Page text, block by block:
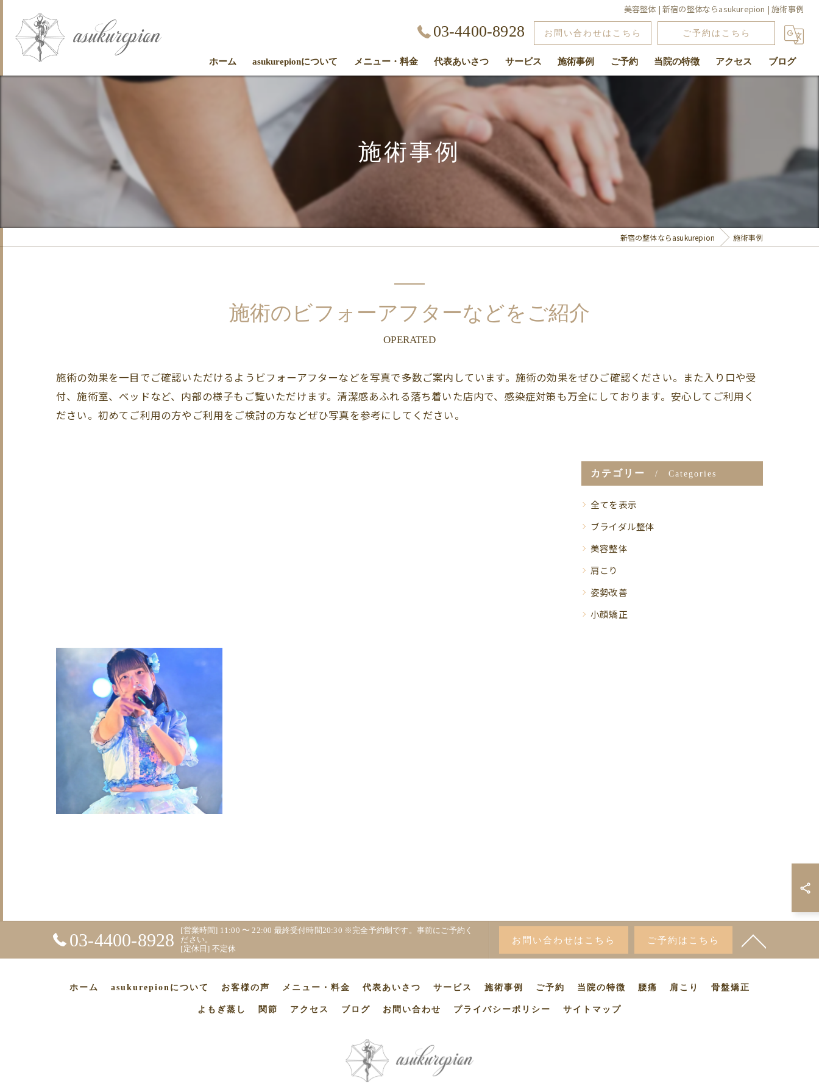
美容整体 | 新宿の整体ならasukurepion | 施術事例
03-4400-8928 お問い合わせはこちら ご予約はこちら
ホーム asukurepionについて
お客様の声
メニュー・料金 代表あいさつ サービス 施術事例 ご予約 当院の特徴
よもぎ蒸し
アクセス ブログ
施術事例
新宿の整体ならasukurepion 施術事例
施術のビフォーアフターなどをご紹介
OPERATED
施術の効果を一目でご確認いただけるようビフォーアフターなどを写真で多数ご案内しています。施術の効果をぜひご確認ください。また入り口や受
付、施術室、ベッドなど、内部の様子もご覧いただけます。清潔感あふれる落ち着いた店内で、感染症対策も万全にしております。安心してご利用く
ださい。初めてご利用の方やご利用をご検討の方などぜひ写真を参考にしてください。
カテゴリー Categories
全てを表示
ブライダル整体
美容整体
肩こり
姿勢改善
小顔矯正
03-4400-8928
[営業時間] 11:00 〜 22:00 最終受付時間20:30 ※完全予約制です。事前にご予約く
ださい。
[定休日] 不定休
お問い合わせはこちら ご予約はこちら
ホーム asukurepionについて お客様の声 メニュー・料金 代表あいさつ サービス 施術事例 ご予約 当院の特徴 腰痛 肩こり 骨盤矯正
よもぎ蒸し 関節 アクセス ブログ お問い合わせ プライバシーポリシー サイトマップ